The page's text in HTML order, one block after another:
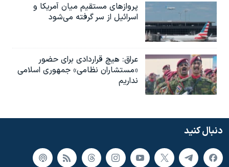
پروازهای مستقیم میان آمریکا و
اسرائیل از سر گرفته می‌شود
عراق: هیچ قراردادی برای حضور
«مستشاران نظامی» جمهوری اسلامی
نداریم
دنبال کنید